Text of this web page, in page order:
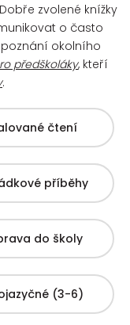
Dobře zvolené knížky
o často
okolního
předškoláky, kteří
.
čtení
příběhy
do školy
(3-6)